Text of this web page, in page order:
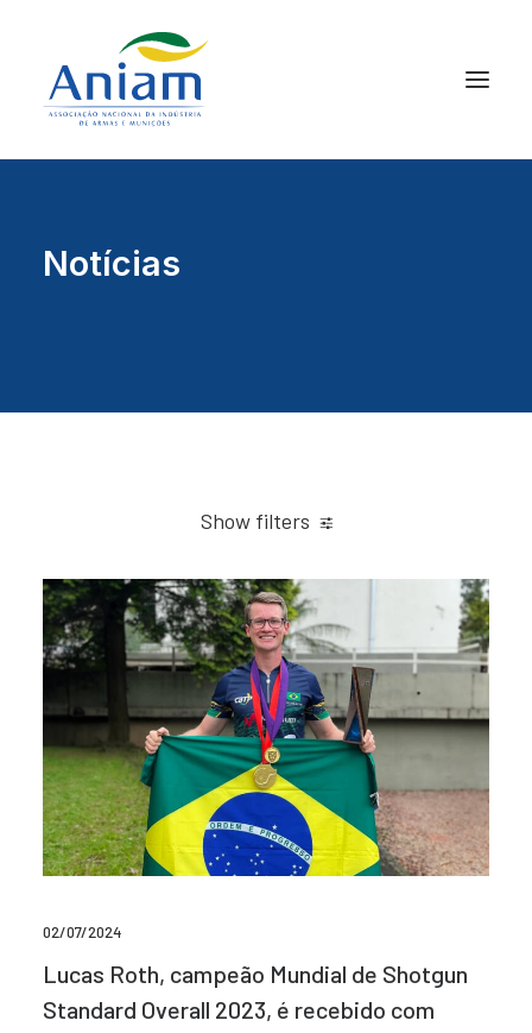
Notícias
Show filters
02/07/2024
Lucas Roth, campeão Mundial de Shotgun
Standard Overall 2023, é recebido com